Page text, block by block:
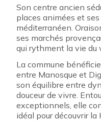
Son centre ancien
places animées et
méditerranéen.
ses marchés
qui rythment la vie du
La commune
entre Manosque et
son équilibre entre
douceur de vivre.
exceptionnels, elle
idéal pour découvrir